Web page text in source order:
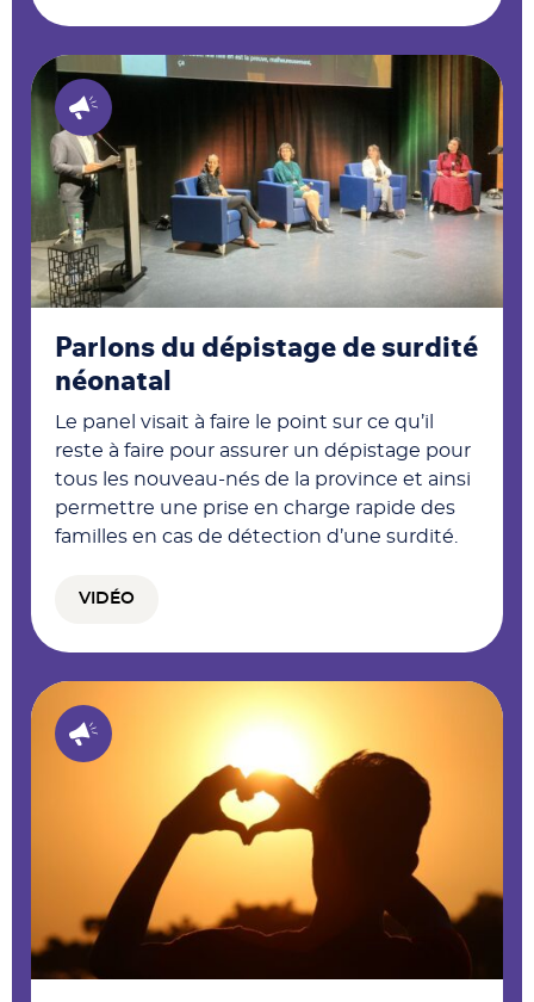
Parlons du dépistage de surdité
néonatal
Le panel visait à faire le point sur ce qu’il
reste à faire pour assurer un dépistage pour
tous les nouveau-nés de la province et ainsi
permettre une prise en charge rapide des
familles en cas de détection d’une surdité.
VIDÉO